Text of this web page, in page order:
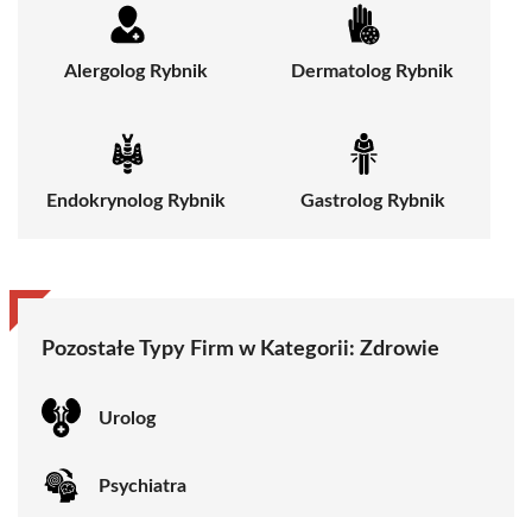
Alergolog Rybnik Dermatolog Rybnik
Endokrynolog Rybnik Gastrolog Rybnik
Pozostałe Typy Firm w Kategorii: Zdrowie
Urolog
Psychiatra